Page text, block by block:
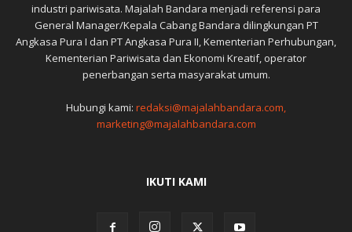
industri pariwisata. Majalah Bandara menjadi referensi para
General Manager/Kepala Cabang Bandara dilingkungan PT
Angkasa Pura I dan PT Angkasa Pura II, Kementerian Perhubungan,
Kementerian Pariwisata dan Ekonomi Kreatif, operator
penerbangan serta masyarakat umum.
Hubungi kami: redaksi@majalahbandara.com,
marketing@majalahbandara.com
IKUTI KAMI